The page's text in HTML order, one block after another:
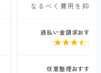
なるべく費用を抑え
過払い金請求おすす

任意整理おすすめ